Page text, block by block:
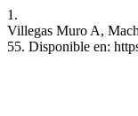
1.
Villegas Muro A,
55. Disponible en: